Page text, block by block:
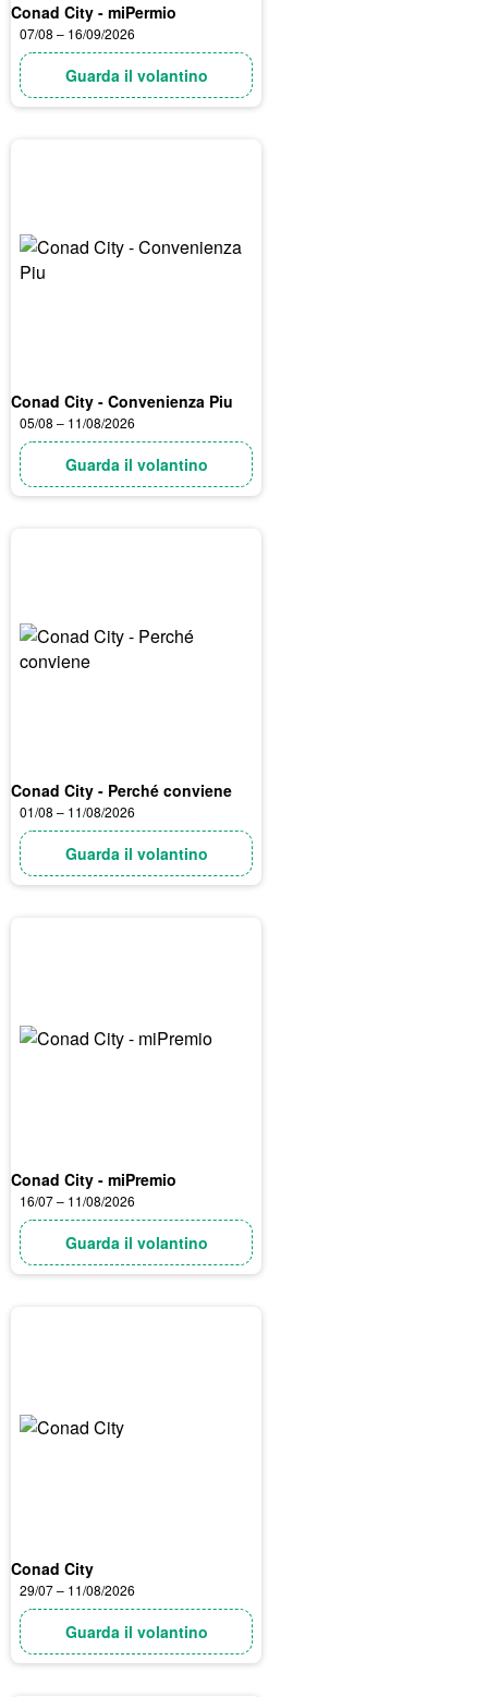
Conad City - miPermio
07/08 – 16/09/2026
Guarda il volantino
Conad City - Convenienza Piu
05/08 – 11/08/2026
Guarda il volantino
Conad City - Perché conviene
01/08 – 11/08/2026
Guarda il volantino
Conad City - miPremio
16/07 – 11/08/2026
Guarda il volantino
Conad City
29/07 – 11/08/2026
Guarda il volantino